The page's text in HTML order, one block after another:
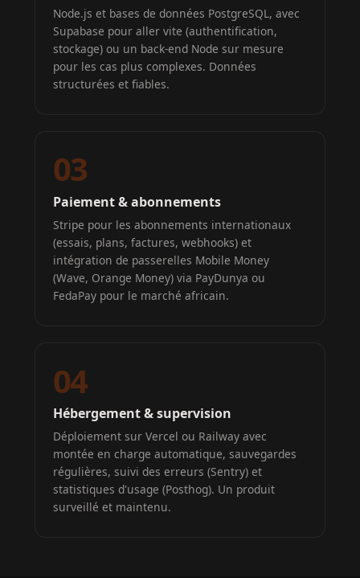
Node.js et bases de données PostgreSQL, avec
Supabase pour aller vite (authentification,
stockage) ou un back-end Node sur mesure
pour les cas plus complexes. Données
structurées et fiables.
03
Paiement & abonnements
Stripe pour les abonnements internationaux
(essais, plans, factures, webhooks) et
intégration de passerelles Mobile Money
(Wave, Orange Money) via PayDunya ou
FedaPay pour le marché africain.
04
Hébergement & supervision
Déploiement sur Vercel ou Railway avec
montée en charge automatique, sauvegardes
régulières, suivi des erreurs (Sentry) et
statistiques d'usage (Posthog). Un produit
surveillé et maintenu.